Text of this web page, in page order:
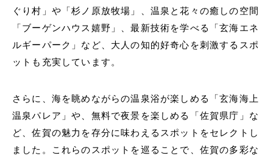
ぐり村」や「杉ノ原放牧場」、温泉と花々の癒しの空間
「ブーゲンハウス嬉野」、最新技術を学べる「玄海エネ
ルギーパーク」など、大人の知的好奇心を刺激するスポ
ットも充実しています。
さらに、海を眺めながらの温泉浴が楽しめる「玄海海上
温泉パレア」や、無料で夜景を楽しめる「佐賀県庁」な
ど、佐賀の魅力を存分に味わえるスポットをセレクトし
ました。これらのスポットを巡ることで、佐賀の多彩な